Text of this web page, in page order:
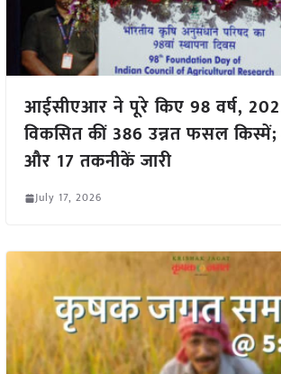
आईसीएआर ने पूरे किए 98 वर्ष,
विकसित कीं 386 उन्नत फसल
और 17 तकनीकें जारी
July 17, 2026